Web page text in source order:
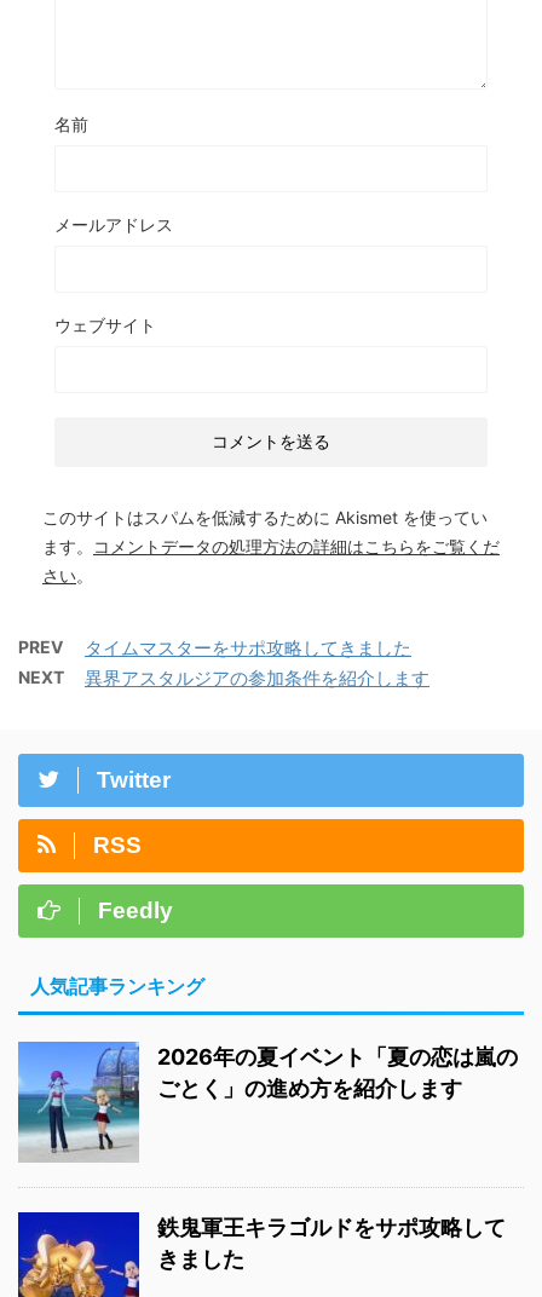
名前
メールアドレス
ウェブサイト
このサイトはスパムを低減するために Akismet を使ってい
ます。
コメントデータの処理方法の詳細はこちらをご覧くだ
さい。
PREV タイムマスターをサポ攻略してきました
NEXT 異界アスタルジアの参加条件を紹介します
Twitter
RSS
Feedly
人気記事ランキング
2026年の夏イベント「夏の恋は嵐の
ごとく」の進め方を紹介します
鉄鬼軍王キラゴルドをサポ攻略して
きました